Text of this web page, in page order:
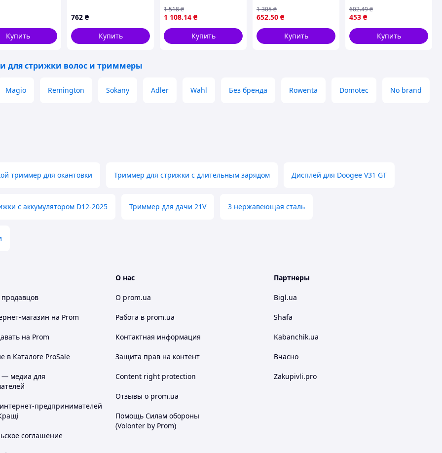
Original
від USB з
Купить
XA3706K022
762 ₴
Купить
Профессиональная
аккумуляторная
машинка / Триммер
для волос
1 108.14 ₴
1 518₴
Купить
Профессиональные
машинки
Аккумуляторная qwert
652.50 ₴
1 305₴
Купить
электробритва для
бороды с большими
насадками от сети
(VG44425896)
453 ₴
602.49₴
Купить
для стрижки волос и триммеры
Magio Remington Sokany Adler Wahl Без бренда Rowenta Domotec No brand
триммер для окантовки Триммер для стрижки с длительным зарядом Дисплей для Doogee V31 GT
с аккумулятором D12-2025 Триммер для дачи 21V 3 нержавеющая сталь
магазин на Prom
на Prom
в Каталоге ProSale
— медиа для
предпринимателей
соглашение
О нас
О prom.ua
Работа в prom.ua
Контактная информация
Защита прав на контент
Content right protection
Отзывы о prom.ua
Помощь Силам обороны
(Volonter by Prom)
Партнеры
Bigl.ua
Shafa
Kabanchik.ua
Вчасно
Zakupivli.pro